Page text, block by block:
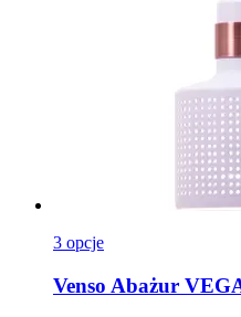
3 opcje
Venso Abażur